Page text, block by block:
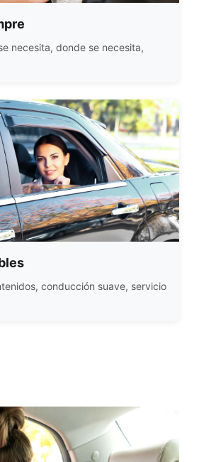
necesita, donde se necesita,
conducción suave, servicio